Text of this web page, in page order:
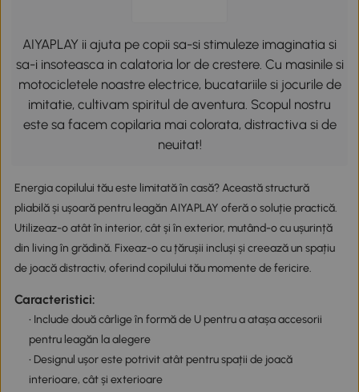
AIYAPLAY ii ajuta pe copii sa-si stimuleze imaginatia si
sa-i insoteasca in calatoria lor de crestere. Cu masinile si
motocicletele noastre electrice, bucatariile si jocurile de
imitatie, cultivam spiritul de aventura. Scopul nostru
este sa facem copilaria mai colorata, distractiva si de
neuitat!
Energia copilului tău este limitată în casă? Această structură
pliabilă și ușoară pentru leagăn AIYAPLAY oferă o soluție practică.
Utilizeaz-o atât în interior, cât și în exterior, mutând-o cu ușurință
din living în grădină. Fixeaz-o cu țărușii incluși și creează un spațiu
de joacă distractiv, oferind copilului tău momente de fericire.
Caracteristici:
• Include două cârlige în formă de U pentru a atașa accesorii
pentru leagăn la alegere
• Designul ușor este potrivit atât pentru spații de joacă
interioare, cât și exterioare